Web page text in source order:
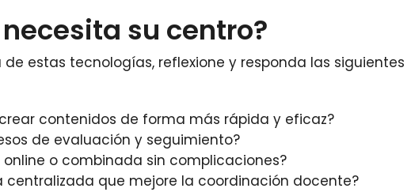
su centro?
estas tecnologías, reflexione y responda las siguientes
contenidos de forma más rápida y eficaz?
de evaluación y seguimiento?
o combinada sin complicaciones?
que mejore la coordinación docente?